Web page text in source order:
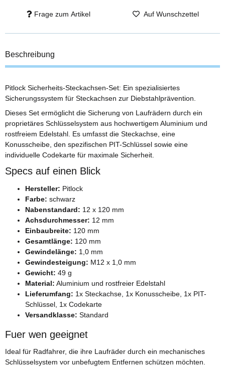
Frage zum Artikel Auf Wunschzettel
Beschreibung
Pitlock Sicherheits-Steckachsen-Set: Ein spezialisiertes
Sicherungssystem für Steckachsen zur Diebstahlprävention.
Dieses Set ermöglicht die Sicherung von Laufrädern durch ein
proprietäres Schlüsselsystem aus hochwertigem Aluminium und
rostfreiem Edelstahl. Es umfasst die Steckachse, eine
Konusscheibe, den spezifischen PIT-Schlüssel sowie eine
individuelle Codekarte für maximale Sicherheit.
Specs auf einen Blick
Hersteller: Pitlock
Farbe: schwarz
Nabenstandard: 12 x 120 mm
Achsdurchmesser: 12 mm
Einbaubreite: 120 mm
Gesamtlänge: 120 mm
Gewindelänge: 1,0 mm
Gewindesteigung: M12 x 1,0 mm
Gewicht: 49 g
Material: Aluminium und rostfreier Edelstahl
Lieferumfang: 1x Steckachse, 1x Konusscheibe, 1x PIT-
Schlüssel, 1x Codekarte
Versandklasse: Standard
Fuer wen geeignet
Ideal für Radfahrer, die ihre Laufräder durch ein mechanisches
Schlüsselsystem vor unbefugtem Entfernen schützen möchten.